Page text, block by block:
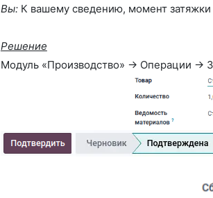
Вы:К вашему сведению, момент затяжки
Решение
Модуль «Производство» -> Операции ->